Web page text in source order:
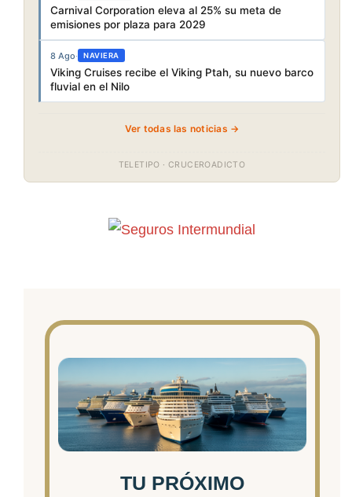
Carnival Corporation eleva al 25% su meta de
emisiones por plaza para 2029
8 Ago· NAVIERA
Viking Cruises recibe el Viking Ptah, su nuevo barco
fluvial en el Nilo
Ver todas las noticias →
TELETIPO · CRUCEROADICTO